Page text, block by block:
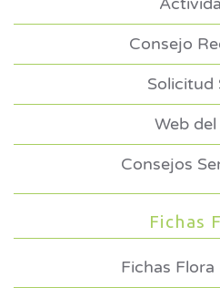
Consejo
Solicitud
Web
Consejos
Fichas
Fichas Flora